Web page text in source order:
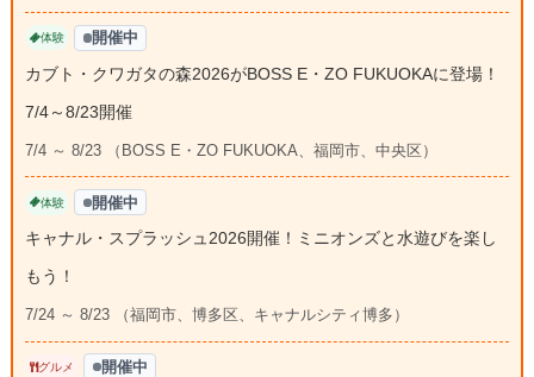
体験 開催中
カブト・クワガタの森2026がBOSS E・ZO FUKUOKAに登場！
7/4～8/23開催
7/4 ～ 8/23 （BOSS E・ZO FUKUOKA、福岡市、中央区）
体験 開催中
キャナル・スプラッシュ2026開催！ミニオンズと水遊びを楽し
もう！
7/24 ～ 8/23 （福岡市、博多区、キャナルシティ博多）
グルメ 開催中